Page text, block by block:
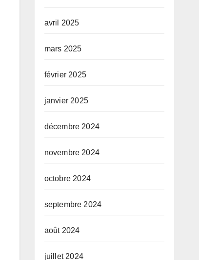
avril 2025
mars 2025
février 2025
janvier 2025
décembre 2024
novembre 2024
octobre 2024
septembre 2024
août 2024
juillet 2024